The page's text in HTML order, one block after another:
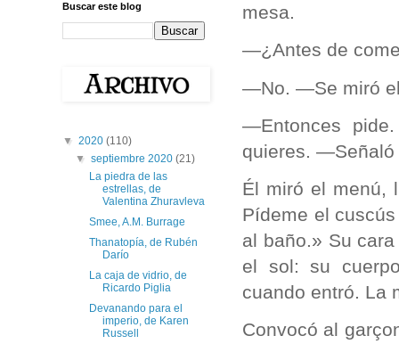
mesa.
—¿Antes de
—No. —Se miró
—Entonces
quieres. —Señaló
Él miró el menú,
Pídeme el
al baño.» Su
el sol: su
cuando entró. La
Convocó al
Buscar este blog
▼ 2020 (110)
▼septiembre 2020(21)
La piedra de las
estrellas, de
Valentina Zhuravleva
Smee, A.M. Burrage
Thanatopía, de Rubén
Darío
La caja de vidrio, de
Ricardo Piglia
Devanando para el
imperio, de Karen
Russell